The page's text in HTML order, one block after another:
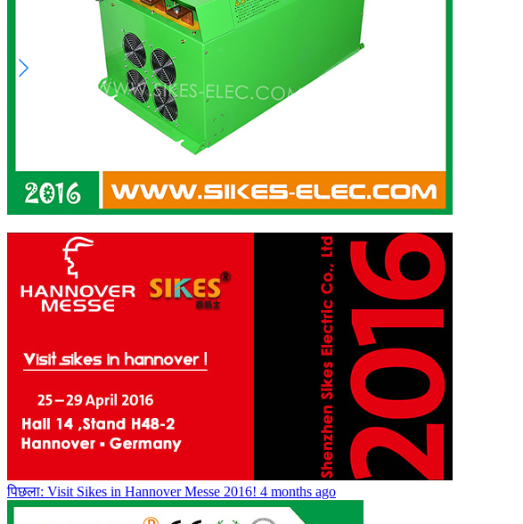
पिछला: Visit Sikes in Hannover Messe 2016! 4 months ago